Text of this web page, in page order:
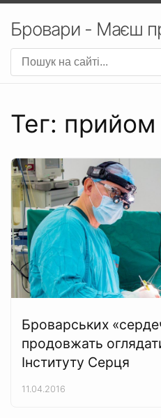
Бровари - Маєш
Тег:
Броварських
продовжать
Інституту Серця
11.04.2016